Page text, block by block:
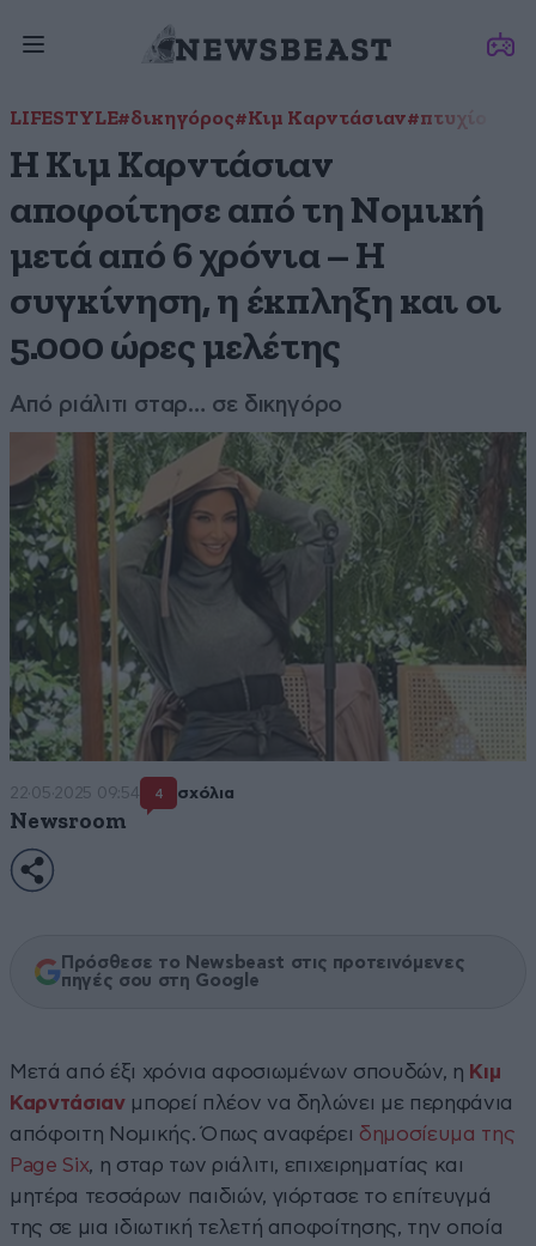
LIFESTYLE#δικηγόρος#Κιμ Καρντάσιαν#πτυχίο
Η Κιμ Καρντάσιαν
αποφοίτησε από τη Νομική
μετά από 6 χρόνια – Η
συγκίνηση, η έκπληξη και οι
5.000 ώρες μελέτης
Από ριάλιτι σταρ… σε δικηγόρο
22·05·2025 09:54 4 σχόλια
Newsroom
Πρόσθεσε το Newsbeast στις προτεινόμενες
πηγές σου στη Google
Μετά από έξι χρόνια αφοσιωμένων σπουδών, η Κιμ
Καρντάσιανμπορεί πλέον να δηλώνει με περηφάνια
απόφοιτη Νομικής. Όπως αναφέρει δημοσίευμα της
Page Six, η σταρ των ριάλιτι, επιχειρηματίας και
μητέρα τεσσάρων παιδιών, γιόρτασε το επίτευγμά
της σε μια ιδιωτική τελετή αποφοίτησης, την οποία